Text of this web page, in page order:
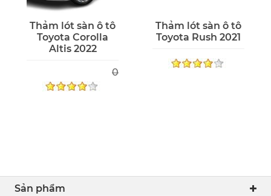
Thảm lót sàn ô tô
Toyota Corolla
Altis 2022
0
Thảm lót sàn ô tô
Toyota Rush 2021
Sản phẩm